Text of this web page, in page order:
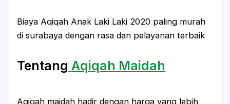
Biaya Aqiqah Anak Laki Laki 2020 paling murah
di surabaya dengan rasa dan pelayanan terbaik
Tentang Aqiqah Maidah
Aqiqah maidah hadir dengan harga yang lebih